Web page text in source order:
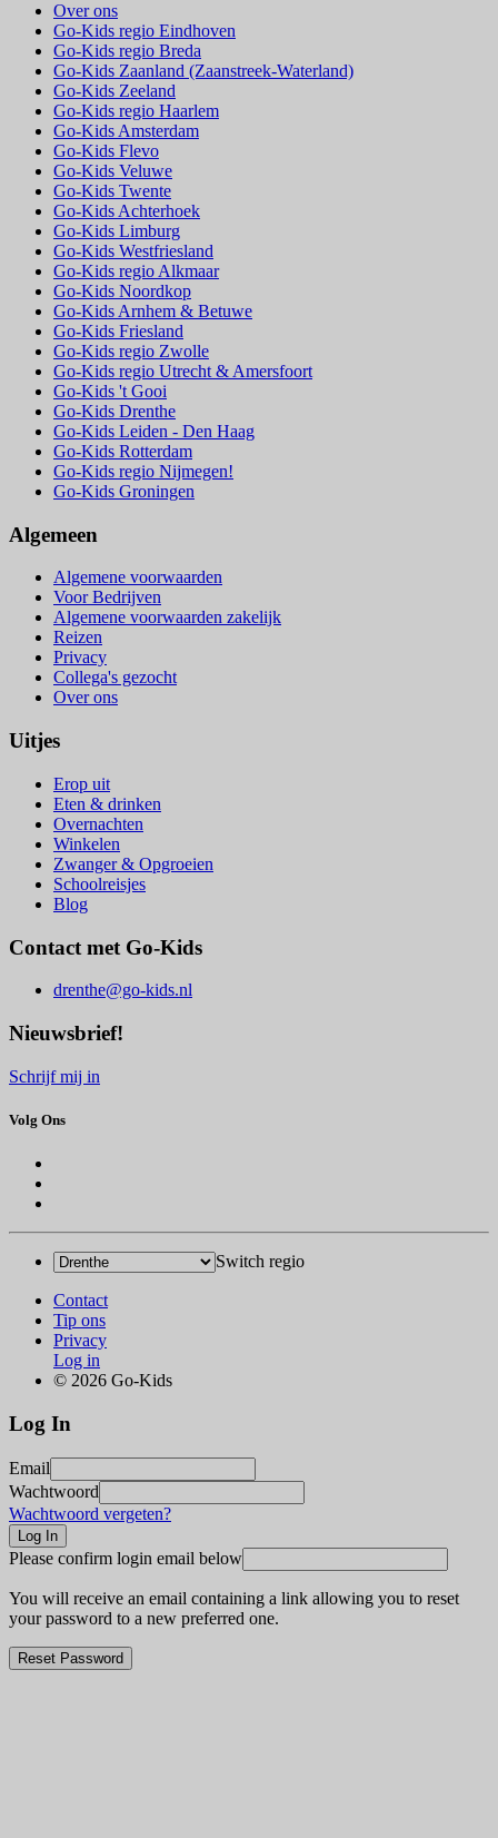
Over ons
Go-Kids regio Eindhoven
Go-Kids regio Breda
Go-Kids Zaanland (Zaanstreek-Waterland)
Go-Kids Zeeland
Go-Kids regio Haarlem
Go-Kids Amsterdam
Go-Kids Flevo
Go-Kids Veluwe
Go-Kids Twente
Go-Kids Achterhoek
Go-Kids Limburg
Go-Kids Westfriesland
Go-Kids regio Alkmaar
Go-Kids Noordkop
Go-Kids Arnhem & Betuwe
Go-Kids Friesland
Go-Kids regio Zwolle
Go-Kids regio Utrecht & Amersfoort
Go-Kids 't Gooi
Go-Kids Drenthe
Go-Kids Leiden - Den Haag
Go-Kids Rotterdam
Go-Kids regio Nijmegen!
Go-Kids Groningen
Algemeen
Algemene voorwaarden
Voor Bedrijven
Algemene voorwaarden zakelijk
Reizen
Privacy
Collega's gezocht
Over ons
Uitjes
Erop uit
Eten & drinken
Overnachten
Winkelen
Zwanger & Opgroeien
Schoolreisjes
Blog
Contact met Go-Kids
drenthe@go-kids.nl
Nieuwsbrief!
Schrijf mij in
Volg Ons
Switch regio
Contact
Tip ons
Privacy
Log in
© 2026 Go-Kids
Log In
Email
Wachtwoord
Wachtwoord vergeten?
Please confirm login email below
You will receive an email containing a link allowing you to reset
your password to a new preferred one.